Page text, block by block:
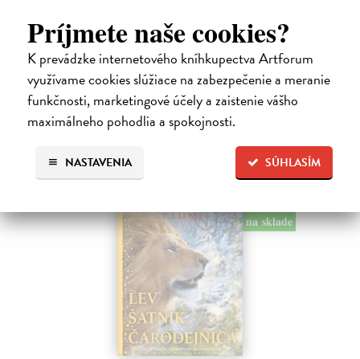
Príjmete naše cookies?
K prevádzke internetového kníhkupectva Artforum
využívame cookies slúžiace na zabezpečenie a meranie
funkčnosti, marketingové účely a zaistenie vášho
maximálneho pohodlia a spokojnosti.
SÚHLASÍM
NASTAVENIA
Alica je zvedavá mačka, ktorá býva so zvedavým Andrejom. Obaja sú
fascinovaní ríšou hmyzu.
Na sklade ?
28,03 €
28,90 € ?
na sklade